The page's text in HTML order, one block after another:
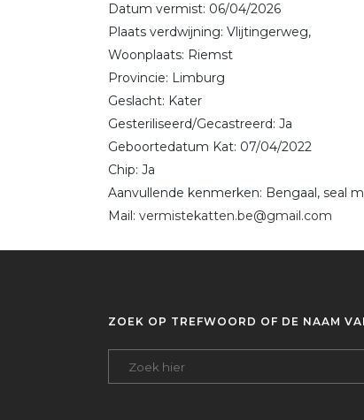
Datum vermist: 06/04/2026
Plaats verdwijning: Vlijtingerweg,
Woonplaats: Riemst
Provincie: Limburg
Geslacht: Kater
Gesteriliseerd/Gecastreerd: Ja
Geboortedatum Kat: 07/04/2022
Chip: Ja
Aanvullende kenmerken: Bengaal, seal
Mail: vermistekatten.be@gmail.com
ZOEK OP TREFWOORD OF DE NAAM